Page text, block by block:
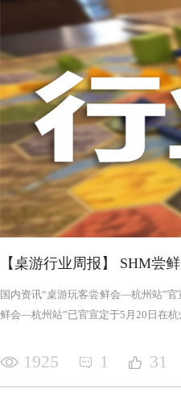
否进入罪恶的回合，鉴
雄在场上存活的时间推
日记录表，末日记录表
竭尽全力后，仍要凭着压倒性的力量夷平土地。 与罪
多英雄中（基础是七个
的能力，也各有侧重，
的危机，英雄的每次行
英雄更是需要不断搜寻
英雄为了目标浴血奋战
战、面对压力的人来说
我体验的六局里，只扮
游戏，不仅仅是挑战，
实现的艰巨挑战。大家
【桌游行业周报】 SHM尝
国内资讯“桌游玩客尝鲜会—杭州站”
鲜会—杭州站”已官宣定于5月20日在
1925 1 31